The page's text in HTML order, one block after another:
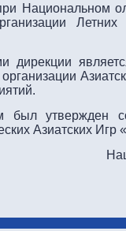
Национальном
дирекции
был утвержден
Азиатских Игр